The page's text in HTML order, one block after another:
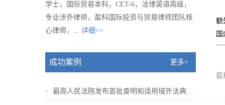
学士，国际贸易本科，CET-6，法律英语高级，
专业涉外律师，盈科国际投资与贸易律师团队核
心律师，... 详细>>
成功案例 更多+
最高人民法院发布首批查明和适用域外法典型...
额
载